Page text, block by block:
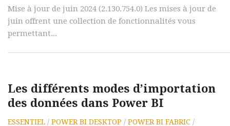
Mise à jour de juin 2024 (2.130.754.0) Les mises à jour de
juin offrent une collection de fonctionnalités vous
permettant...
Les différents modes d’importation
des données dans Power BI
ESSENTIEL / POWER BI DESKTOP / POWER BI FABRIC /